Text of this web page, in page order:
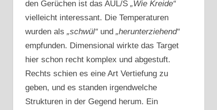
den Gerüchen ist das AUL/S „Wie Kreide“
vielleicht interessant. Die Temperaturen
wurden als „schwül“ und „herunterziehend“
empfunden. Dimensional wirkte das Target
hier schon recht komplex und abgestuft.
Rechts schien es eine Art Vertiefung zu
geben, und es standen irgendwelche
Strukturen in der Gegend herum. Ein